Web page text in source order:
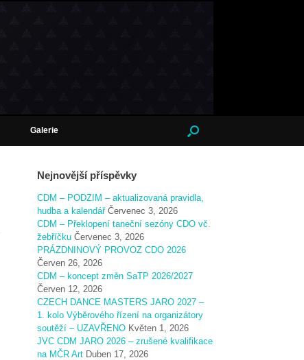
Galerie
Nejnovější příspěvky
CDM – PODZIM – aktualizovaná pravidla,
hudba a kalendář Červenec 3, 2026
CDM – Překlopení taneční sezóny CDO vč.
žebříčku Červenec 3, 2026
PRÁZDNINOVÝ PROVOZ CDO 2026
Červen 26, 2026
CDM – koncept změn SaTP 2026/2027
Červen 12, 2026
CZECH DANCE MASTERS JARO 2027 –
1. kolo Výběrového řízení na organizátory
soutěží – UZAVŘENO Květen 1, 2026
JVC CDM JARO 2026 – zrušené kvalifikace
na MČR Art Duben 17, 2026